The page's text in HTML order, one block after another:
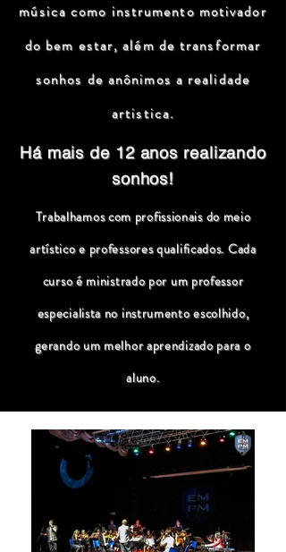
música como instrumento motivador
do bem estar, além de transformar
sonhos de anônimos a realidade
artistica.
Há mais de 12 anos realizando
sonhos!
Trabalhamos com profissionais do meio
artístico e professores qualificados. Cada
curso é ministrado por um professor
especialista no instrumento escolhido,
gerando um melhor aprendizado para o
aluno.